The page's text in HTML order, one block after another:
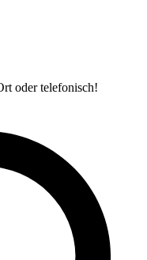
oder telefonisch!